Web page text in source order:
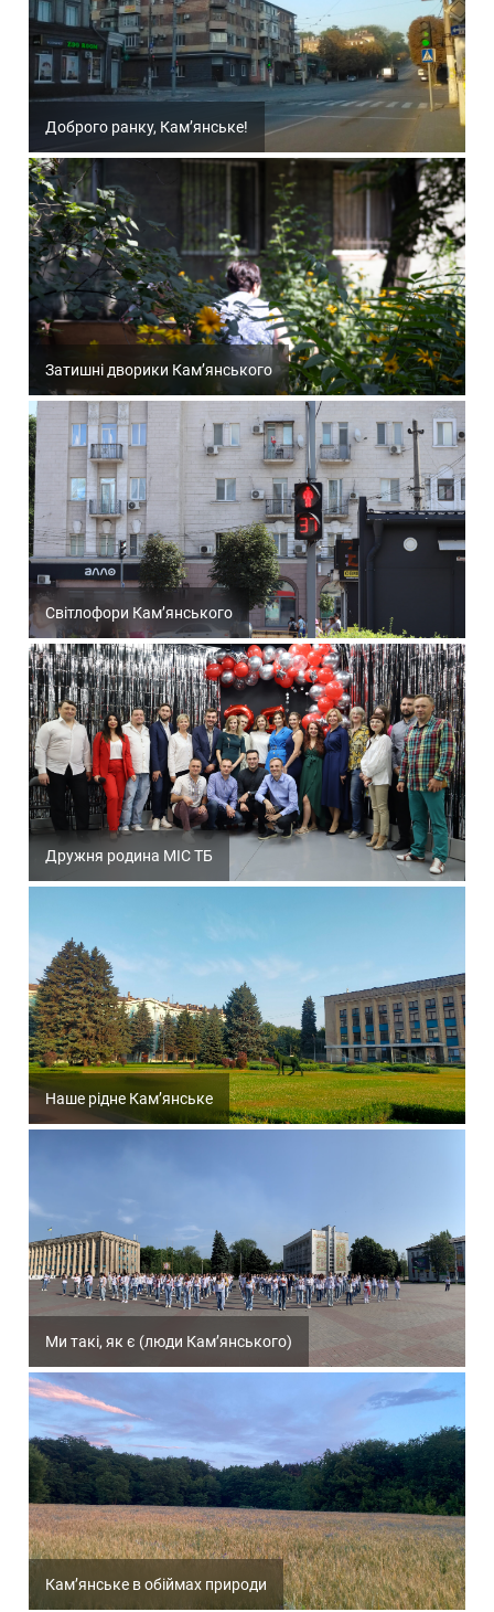
Доброго ранку, Кам’янське!
Затишні дворики Кам’янського
Світлофори Кам’янського
Дружня родина МІС ТБ
Наше рідне Кам’янське
Ми такі, як є (люди Кам’янського)
Кам’янське в обіймах природи